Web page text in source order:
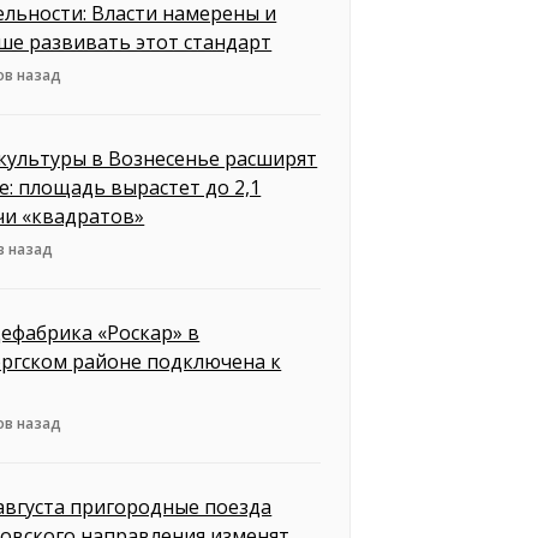
Власти намерены и
развивать этот стандарт
назад
в Вознесенье расширят
площадь вырастет до 2,1
«квадратов»
назад
«Роскар» в
районе подключена к
назад
пригородные поезда